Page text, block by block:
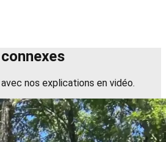
nos explications en vidéo.